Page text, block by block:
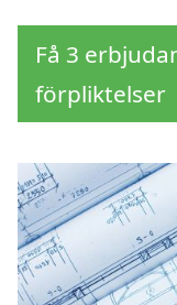
Få 3
förpliktelser